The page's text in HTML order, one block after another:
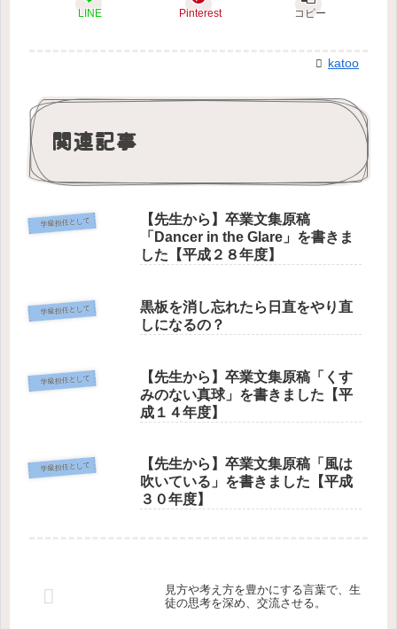
LINE Pinterest コピー
katoo
関連記事
学級担任として
【先生から】卒業文集原稿
「Dancer in the Glare」を書きま
した【平成２８年度】
学級担任として
黒板を消し忘れたら日直をやり直
しになるの？
学級担任として
【先生から】卒業文集原稿「くす
みのない真球」を書きました【平
成１４年度】
学級担任として
【先生から】卒業文集原稿「風は
吹いている」を書きました【平成
３０年度】
見方や考え方を豊かにする言葉で、生
徒の思考を深め、交流させる。